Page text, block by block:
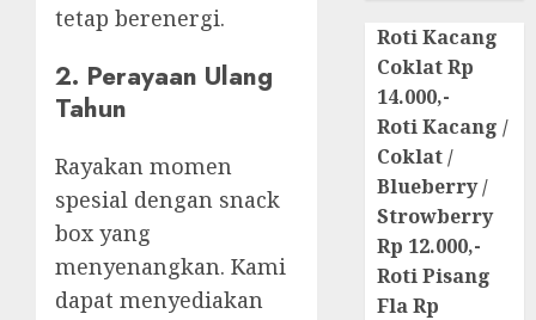
tetap berenergi.
2. Perayaan Ulang
Tahun
Rayakan momen
spesial dengan snack
box yang
menyenangkan. Kami
dapat menyediakan
Roti Kacang
Coklat Rp
14.000,-
Roti Kacang /
Coklat /
Blueberry /
Strowberry
Rp 12.000,-
Roti Pisang
Fla Rp